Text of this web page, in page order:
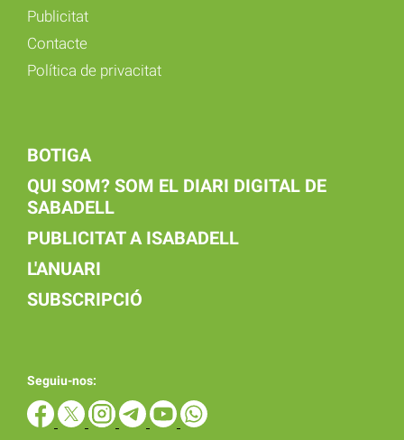
Publicitat
Contacte
Política de privacitat
BOTIGA
QUI SOM? SOM EL DIARI DIGITAL DE
SABADELL
PUBLICITAT A ISABADELL
L'ANUARI
SUBSCRIPCIÓ
Seguiu-nos: